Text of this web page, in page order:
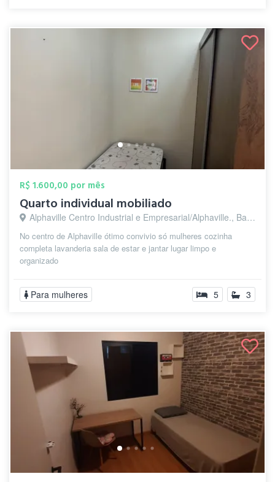
R$ 1.600,00 por mês
Quarto individual mobiliado
Alphaville Centro Industrial e Empresarial/Alphaville., Barueri - SP
No centro de Alphaville ótimo convivio só mulheres cozinha
completa lavanderia sala de estar e jantar lugar limpo e
organizado
Para mulheres 5 3